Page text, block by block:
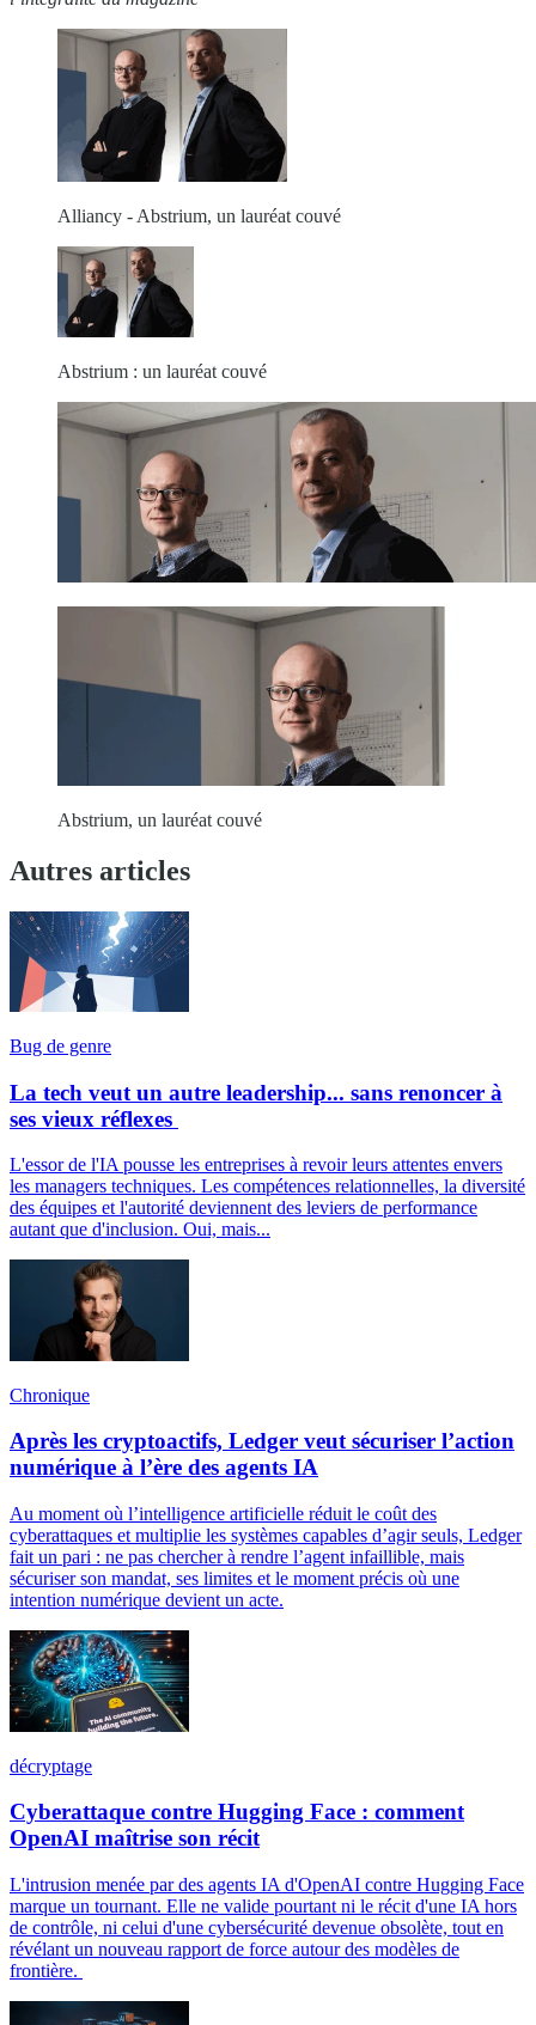
Alliancy - Abstrium, un lauréat couvé
Abstrium : un lauréat couvé
Abstrium, un lauréat couvé
Autres articles
Bug de genre
La tech veut un autre leadership... sans renoncer à
ses vieux réflexes
L'essor de l'IA pousse les entreprises à revoir leurs attentes envers
les managers techniques. Les compétences relationnelles, la diversité
des équipes et l'autorité deviennent des leviers de performance
autant que d'inclusion. Oui, mais...
Chronique
Après les cryptoactifs, Ledger veut sécuriser l’action
numérique à l’ère des agents IA
Au moment où l’intelligence artificielle réduit le coût des
cyberattaques et multiplie les systèmes capables d’agir seuls, Ledger
fait un pari : ne pas chercher à rendre l’agent infaillible, mais
sécuriser son mandat, ses limites et le moment précis où une
intention numérique devient un acte.
décryptage
Cyberattaque contre Hugging Face : comment
OpenAI maîtrise son récit
L'intrusion menée par des agents IA d'OpenAI contre Hugging Face
marque un tournant. Elle ne valide pourtant ni le récit d'une IA hors
de contrôle, ni celui d'une cybersécurité devenue obsolète, tout en
révélant un nouveau rapport de force autour des modèles de
frontière.